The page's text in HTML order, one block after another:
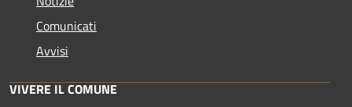
Comunicati
Avvisi
VIVERE IL COMUNE